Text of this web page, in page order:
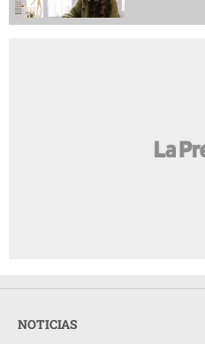
NOTICIAS